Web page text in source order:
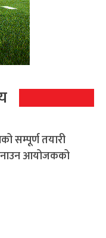
सम्पूर्ण तयारी
आयोजकको